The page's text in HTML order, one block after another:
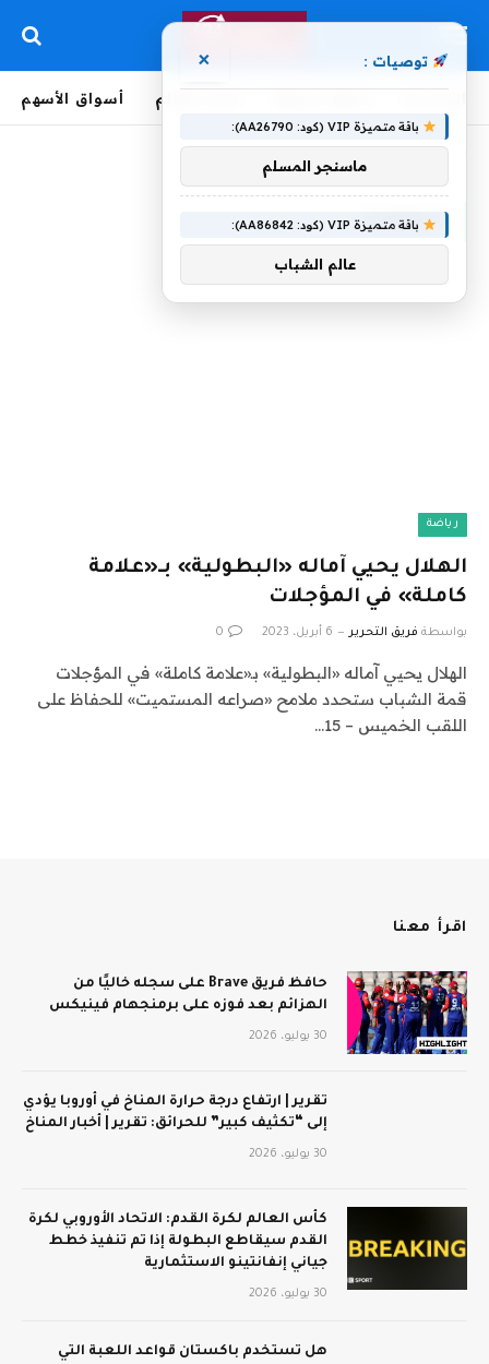
أخبار العالم أسواق الأسهم
البطولية
رياضة
الهلال يحيي آماله «البطولية» بـ«علامة
كاملة» في المؤجلات
بواسطة فريق التحرير 6 أبريل، 2023 0
الهلال يحيي آماله «البطولية» بـ«علامة كاملة» في المؤجلات
قمة الشباب ستحدد ملامح «صراعه المستميت» للحفاظ على
اللقب الخميس – 15…
اقرأ معنا
حافظ فريق Brave على سجله خاليًا من
الهزائم بعد فوزه على برمنجهام فينيكس
30 يوليو، 2026
تقرير | ارتفاع درجة حرارة المناخ في أوروبا يؤدي
إلى “تكثيف كبير” للحرائق: تقرير | أخبار المناخ
30 يوليو، 2026
كأس العالم لكرة القدم: الاتحاد الأوروبي لكرة
القدم سيقاطع البطولة إذا تم تنفيذ خطط
جياني إنفانتينو الاستثمارية
30 يوليو، 2026
هل تستخدم باكستان قواعد اللعبة التي
توصيات : ×
باقة متميزة VIP (كود: AA26790):
ماسنجر المسلم
باقة متميزة VIP (كود: AA86842):
عالم الشباب